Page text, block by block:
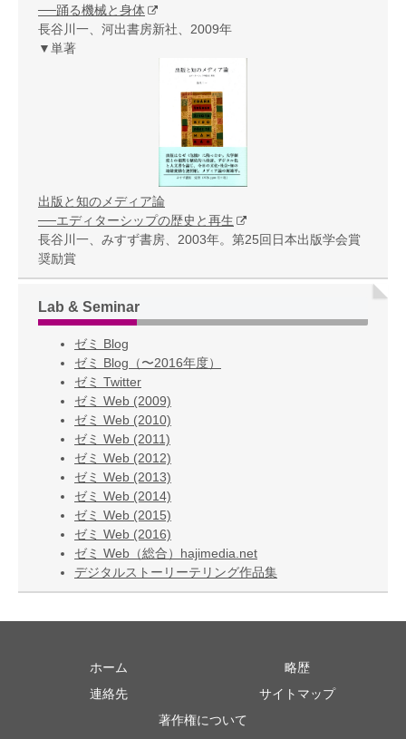
──踊る機械と身体
長谷川一、河出書房新社、2009年
▼単著
出版と知のメディア論
──エディターシップの歴史と再生
長谷川一、みすず書房、2003年。第25回日本出版学会賞
奨励賞
Lab & Seminar
ゼミ Blog
ゼミ Blog（〜2016年度）
ゼミ Twitter
ゼミ Web (2009)
ゼミ Web (2010)
ゼミ Web (2011)
ゼミ Web (2012)
ゼミ Web (2013)
ゼミ Web (2014)
ゼミ Web (2015)
ゼミ Web (2016)
ゼミ Web（総合）hajimedia.net
デジタルストーリーテリング作品集
ホーム
略歴
連絡先
サイトマップ
著作権について